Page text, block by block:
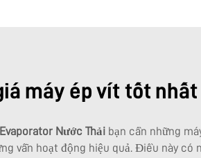
máy ép vít tốt
Nước Thải bạn cần những
vẫn hoạt động hiệu quả. Điều này